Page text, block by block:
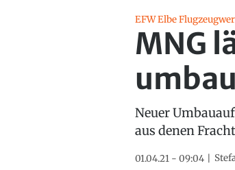
EFW Elbe
MNG
Neuer
aus denen
01.04.21 - 09:04